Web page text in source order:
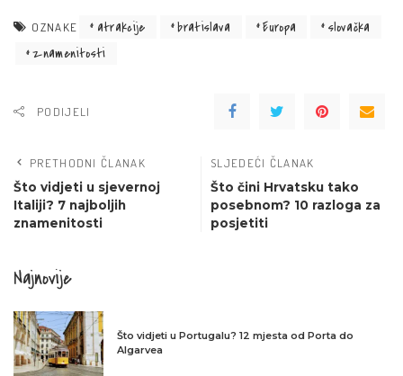
OZNAKE atrakcije bratislava Europa
slovačka
znamenitosti
PODIJELI
PRETHODNI ČLANAK
Što vidjeti u sjevernoj
Italiji? 7 najboljih
znamenitosti
SLJEDEĆI ČLANAK
Što čini Hrvatsku tako
posebnom? 10 razloga za
posjetiti
Najnovije
Što vidjeti u Portugalu? 12 mjesta od Porta do
Algarvea